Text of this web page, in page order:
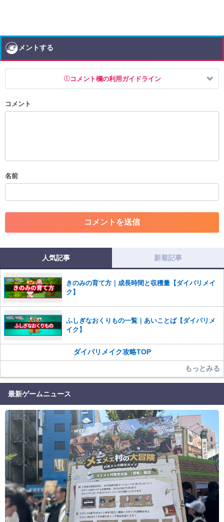
コメントする
コメント欄の利用ガイドライン
以下の書き込みを禁止とし、場合によってはコメント削除や書き込み制
・一度削除された投稿を再び投稿すること
・アカウントの売買など金銭が絡む内容の投稿
・各ゲームのネタバレを含む内容の投稿
・その他、管理者が不適切と判断した投稿
だけますでしょうか。
コメントの削除を申請する※投稿内容を確認後、順次対応さ
せていただきます。ご了承ください。
※一度削除したコメントは復元ができませんのでご注意くだ
また、過度な利用規約の違反や、弊社に損害の及ぶ内容の書き込みがあ
った場合は、法的措置をとらせていただく場合もございますので、あら
かじめご理解くださいませ。
コメント
名前
人気記事 新着記事
きのみの育て方｜成長時間と収穫量【ダイパリメイ
ク】
ふしぎなおくりもの一覧｜あいことば【ダイパリメ
イク】
ダイパリメイク攻略TOP
もっとみる
最新ゲームニュース